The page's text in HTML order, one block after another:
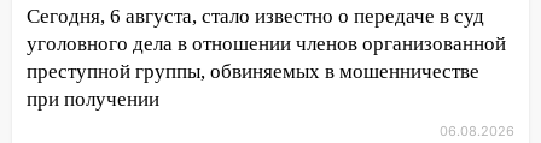
11:25 В Ульяновске ИИ будет выявлять
нарушителей на контейнерных
площадках
Сегодня, 6 августа, стало известно о передаче в суд
уголовного дела в отношении членов организованной
преступной группы, обвиняемых в мошенничестве
при получении
06.08.2026